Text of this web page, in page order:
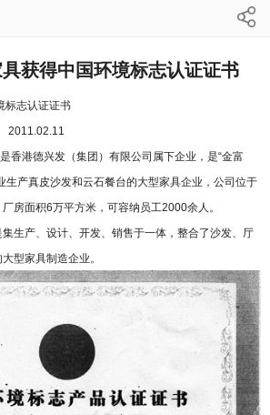
获得中国环境标志认证证书
标志认证证书
香港德兴发（集团）有限公司属下企业，是“金富
生产真皮沙发和云石餐台的大型家具企业，公司位于
房面积6万平方米，可容纳员工2000余人。
生产、设计、开发、销售于一体，整合了沙发、厅
型家具制造企业。